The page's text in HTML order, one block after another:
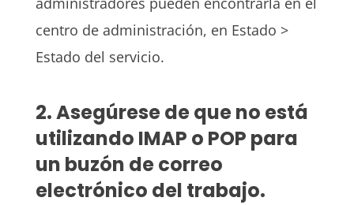
centro de administración, en Estado >
Estado del servicio.
2. Asegúrese de que no está
utilizando IMAP o POP para
un buzón de correo
electrónico del trabajo.